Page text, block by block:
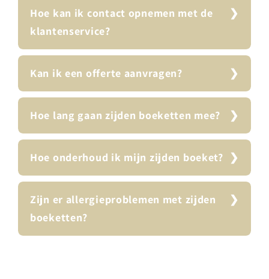
Hoe kan ik contact opnemen met de
klantenservice?
Kan ik een offerte aanvragen?
Hoe lang gaan zijden boeketten mee?
Hoe onderhoud ik mijn zijden boeket?
Zijn er allergieproblemen met zijden
boeketten?